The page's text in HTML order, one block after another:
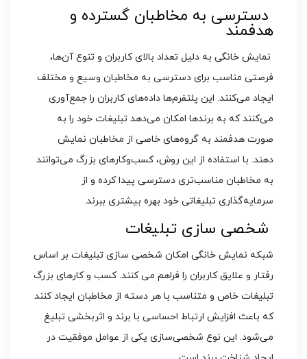
دسترسی به مخاطبان گسترده و
هدفمند
نمایش خانگی به دلیل تعداد بالای کاربران و تنوع آن‌ها،
فرصتی مناسب برای دسترسی به مخاطبان وسیع و مختلف
ایجاد می‌کنند. این پلتفرم‌ها داده‌های کاربران را جمع‌آوری
می‌کنند که به برندها امکان می‌دهد تبلیغات خود را به
صورت هدفمند به گروه‌های خاصی از مخاطبان نمایش
دهند. با استفاده از این روش، کسب‌وکارهای بزرگ می‌توانند
به مخاطبان مناسب‌تری دسترسی پیدا کرده و از
سرمایه‌گذاری تبلیغاتی خود بهره بیشتری ببرند.
شخصی ‌سازی تبلیغات
شبکه‌ نمایش خانگی امکان شخصی‌ سازی تبلیغات بر اساس
رفتار و علایق کاربران را فراهم می‌ کنند. کسب‌ و کارهای بزرگ
تبلیغات خاص و متناسب با هر دسته از مخاطبان ایجاد کنند
که باعث افزایش ارتباط احساسی با برند و اثربخشی تبلیغ
می‌شود. این نوع شخصی‌سازی یکی از عوامل موفقیت در